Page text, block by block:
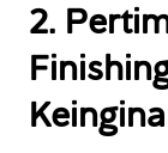
2.